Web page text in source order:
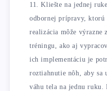
Kliešte na jednej
odbornej prípravy, ktorú
realizácia môže
tréningu, ako aj
ich implementáciu je
roztiahnutie nôh, aby sa
váhu tela na jednu ruku.